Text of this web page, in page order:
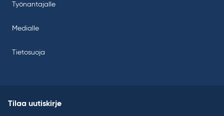
Työnantajalle
Medialle
Tietosuoja
Tilaa uutiskirje